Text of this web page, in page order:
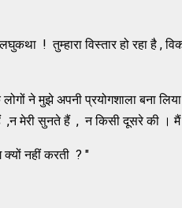
! तुम्हारा विस्तार हो रहा है ,
मुझे अपनी प्रयोगशाला बना लिया
मेरी सुनते हैं , न किसी दूसरे की ।
नहीं करती ? "